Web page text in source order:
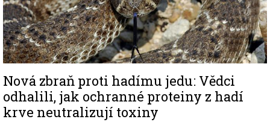
Nová zbraň proti hadímu jedu: Vědci
odhalili, jak ochranné proteiny z hadí
krve neutralizují toxiny